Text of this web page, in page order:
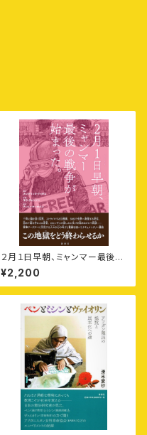
２月１日早朝、ミャンマー最後の
戦争が始まった。
¥2,200